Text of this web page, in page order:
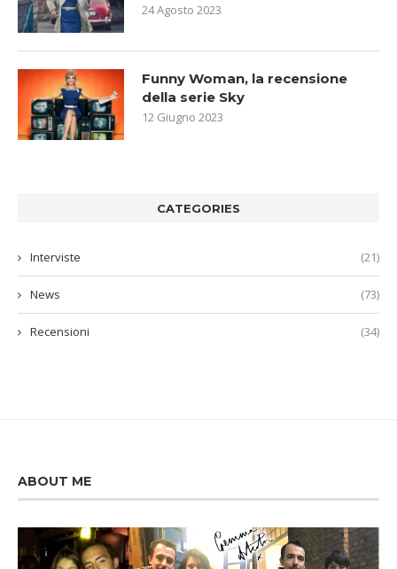
24 Agosto 2023
Funny Woman, la recensione
della serie Sky
12 Giugno 2023
CATEGORIES
Interviste (21)
News (73)
Recensioni (34)
ABOUT ME